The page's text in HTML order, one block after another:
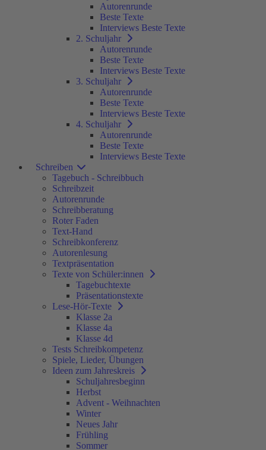
Autorenrunde
Beste Texte
Interviews Beste Texte
2. Schuljahr
Autorenrunde
Beste Texte
Interviews Beste Texte
3. Schuljahr
Autorenrunde
Beste Texte
Interviews Beste Texte
4. Schuljahr
Autorenrunde
Beste Texte
Interviews Beste Texte
Schreiben
Tagebuch - Schreibbuch
Schreibzeit
Autorenrunde
Schreibberatung
Roter Faden
Text-Hand
Schreibkonferenz
Autorenlesung
Textpräsentation
Texte von Schüler:innen
Tagebuchtexte
Präsentationstexte
Lese-Hör-Texte
Klasse 2a
Klasse 4a
Klasse 4d
Tests Schreibkompetenz
Spiele, Lieder, Übungen
Ideen zum Jahreskreis
Schuljahresbeginn
Herbst
Advent - Weihnachten
Winter
Neues Jahr
Frühling
Sommer